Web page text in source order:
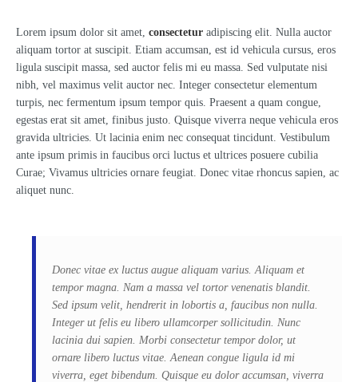
Lorem ipsum dolor sit amet, consectetur adipiscing elit. Nulla auctor
aliquam tortor at suscipit. Etiam accumsan, est id vehicula cursus, eros
ligula suscipit massa, sed auctor felis mi eu massa. Sed vulputate nisi
nibh, vel maximus velit auctor nec. Integer consectetur elementum
turpis, nec fermentum ipsum tempor quis. Praesent a quam congue,
egestas erat sit amet, finibus justo. Quisque viverra neque vehicula eros
gravida ultricies. Ut lacinia enim nec consequat tincidunt. Vestibulum
ante ipsum primis in faucibus orci luctus et ultrices posuere cubilia
Curae; Vivamus ultricies ornare feugiat. Donec vitae rhoncus sapien, ac
aliquet nunc.
Donec vitae ex luctus augue aliquam varius. Aliquam et
tempor magna. Nam a massa vel tortor venenatis blandit.
Sed ipsum velit, hendrerit in lobortis a, faucibus non nulla.
Integer ut felis eu libero ullamcorper sollicitudin. Nunc
lacinia dui sapien. Morbi consectetur tempor dolor, ut
ornare libero luctus vitae. Aenean congue ligula id mi
viverra, eget bibendum. Quisque eu dolor accumsan, viverra